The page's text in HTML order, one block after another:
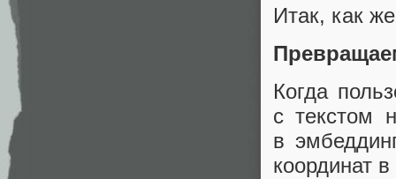
Итак, как
Когда
с текстом
в
координат